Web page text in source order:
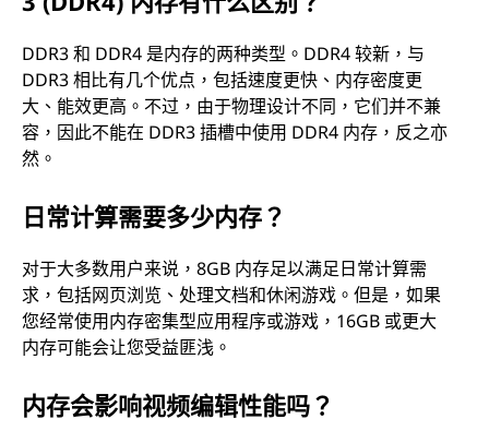
DDR3 和 DDR4 是内存的两种类型。DDR4 较新，与
DDR3 相比有几个优点，包括速度更快、内存密度更
大、能效更高。不过，由于物理设计不同，它们并不兼
容，因此不能在 DDR3 插槽中使用 DDR4 内存，反之亦
然。
日常计算需要多少内存？
对于大多数用户来说，8GB 内存足以满足日常计算需
求，包括网页浏览、处理文档和休闲游戏。但是，如果
您经常使用内存密集型应用程序或游戏，16GB 或更大
内存可能会让您受益匪浅。
内存会影响视频编辑性能吗？